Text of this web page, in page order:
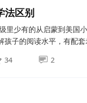
法区别
里少有的从启蒙到美国
孩子的阅读水平，有配
34 2